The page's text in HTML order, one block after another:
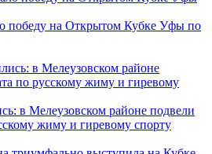
победу на Открытом Кубке Уфы по
в Мелеузовском районе подвели
жиму и гиревому спорту